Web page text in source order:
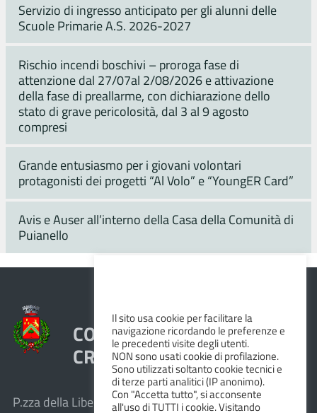
Servizio di ingresso anticipato per gli alunni delle
Scuole Primarie A.S. 2026-2027
Rischio incendi boschivi – proroga fase di
attenzione dal 27/07al 2/08/2026 e attivazione
della fase di preallarme, con dichiarazione dello
stato di grave pericolosità, dal 3 al 9 agosto
compresi
Grande entusiasmo per i giovani volontari
protagonisti dei progetti “Al Volo” e “YoungER Card”
Avis e Auser all’interno della Casa della Comunità di
Puianello
COMUNE DI VEZZANO SUL
CROSTOLO
P.zza della Libertà, 1 – 42030 Vezzano sul Crostolo
Il sito usa cookie per facilitare la
navigazione ricordando le preferenze e
le precedenti visite degli utenti.
NON sono usati cookie di profilazione.
Sono utilizzati soltanto cookie tecnici e
di terze parti analitici (IP anonimo).
Con "Accetta tutto", si acconsente
all'uso di TUTTI i cookie. Visitando